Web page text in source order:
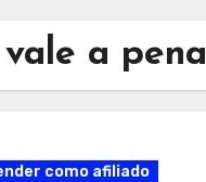
a pena
como afiliado